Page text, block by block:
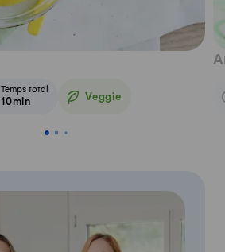
Temps total
10min Veggie
Veggie